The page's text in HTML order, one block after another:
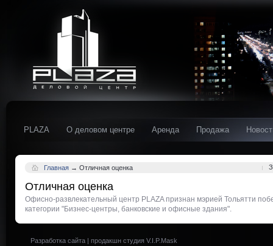
PLAZA О деловом центре Аренда Продажа
Главная → Отличная оценка
Отличная оценка
Офисно-развлекательный центр PLAZA признан мэрией Тольятти
категории "Бизнес-центры, банковские и офисные здания".
Разработка сайта | продакшн студия V.I.P.Mask